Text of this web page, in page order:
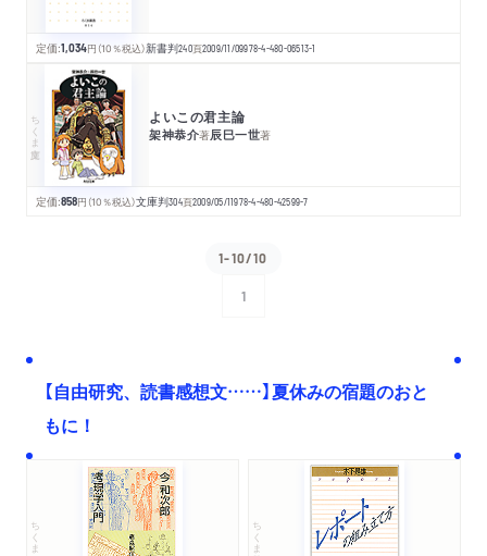
定価:1,034円 （10％税込）新書判240頁2009/11/09978-4-480-06513-1
ちくま文庫 よいこの君主論
架神恭介著辰巳一世著
定価:858円 （10％税込）文庫判304頁2009/05/11978-4-480-42599-7
1-10/10
1
【自由研究、読書感想文……】夏休みの宿題のおと
もに！
ちくま文庫 ちくま学芸文庫